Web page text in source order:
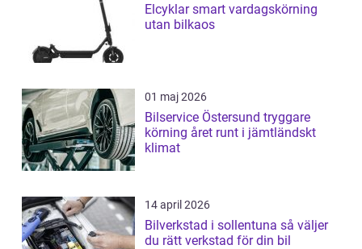
Elcyklar smart vardagskörning
utan bilkaos
01 maj 2026
Bilservice Östersund tryggare
körning året runt i jämtländskt
klimat
14 april 2026
Bilverkstad i sollentuna så väljer
du rätt verkstad för din bil